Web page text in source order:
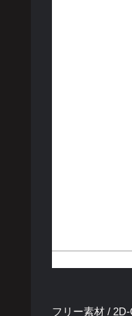
フリー素材 /